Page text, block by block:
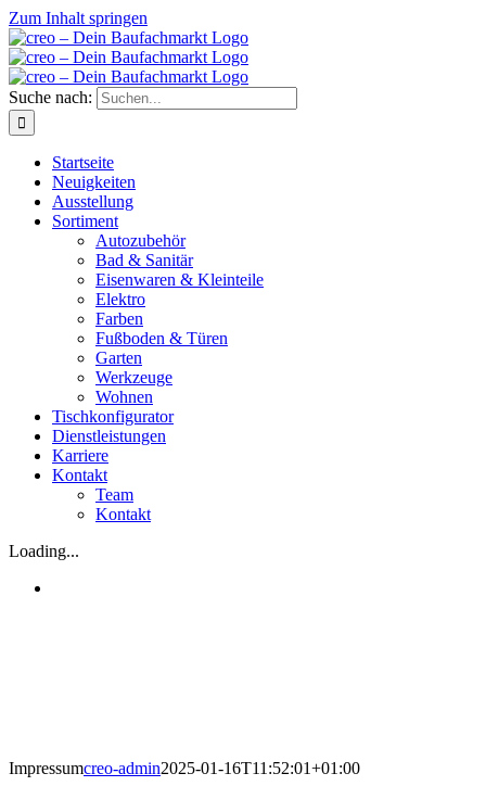
Zum Inhalt springen
Suche nach:
Startseite
Neuigkeiten
Ausstellung
Sortiment
Autozubehör
Bad & Sanitär
Eisenwaren & Kleinteile
Elektro
Farben
Fußboden & Türen
Garten
Werkzeuge
Wohnen
Tischkonfigurator
Dienstleistungen
Karriere
Kontakt
Team
Kontakt
Loading...
Impressumcreo-admin2025-01-16T11:52:01+01:00